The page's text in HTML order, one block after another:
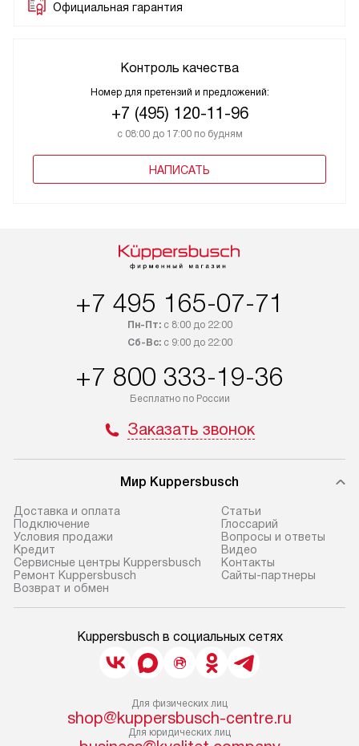
Официальная гарантия
Контроль качества
Номер для претензий и предложений:
+7 (495) 120-11-96
с 08:00 до 17:00 по будням
НАПИСАТЬ
+7 495 165-07-71
Пн-Пт:с 8:00 до 22:00
Сб-Вс:с 9:00 до 22:00
+7 800 333-19-36
Бесплатно по России
Заказать звонок
Мир Kuppersbusch
Доставка и оплата
Подключение
Условия продажи
Кредит
Сервисные центры Kuppersbusch
Ремонт Kuppersbusch
Возврат и обмен
Cтатьи
Глоссарий
Вопросы и ответы
Видео
Контакты
Сайты-партнеры
Kuppersbusch в социальных сетях
Для физических лиц
shop@kuppersbusch-centre.ru
Для юридических лиц